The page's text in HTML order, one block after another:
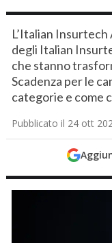
L’Italian
degli Italian
che stanno
Scadenza per le
categorie e come
Pubblicato il 24 ott